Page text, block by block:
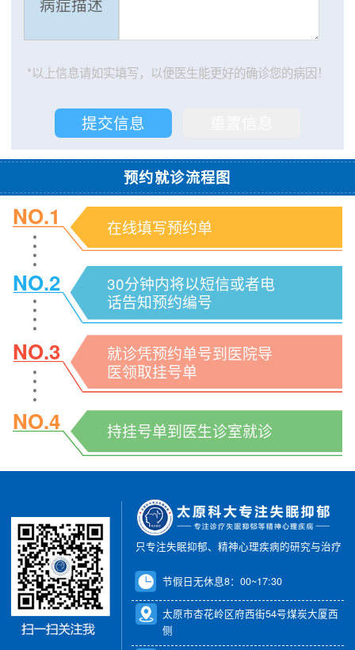
病症描述
*以上信息请如实填写，以便医生能更好的确诊您的病因！
预约就诊流程图
NO.1 在线填写预约单
NO.2
30分钟内将以短信或者电
话告知预约编号
NO.3
就诊凭预约单号到医院导
医领取挂号单
NO.4 持挂号单到医生诊室就诊
只专注失眠抑郁、精神心理疾病的研究与治疗
节假日无休息8：00~17:30
太原市杏花岭区府西街54号煤炭大厦西
侧